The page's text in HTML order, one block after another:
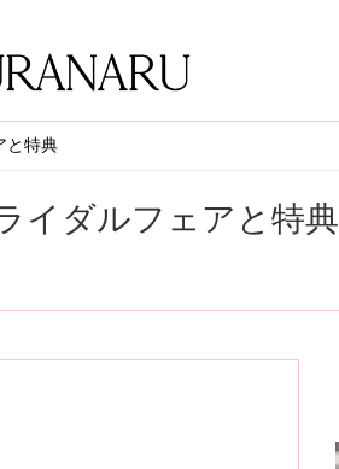
と特典
イダルフェアと特典